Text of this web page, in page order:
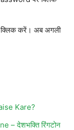
क्लिक करें। अब अगली
Kare?
– देशभक्ति रिंगटोन